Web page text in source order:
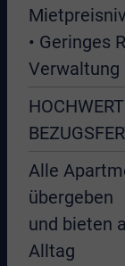
• Geringes
Verwaltung
Alle
übergeben
und bieten
Alltag